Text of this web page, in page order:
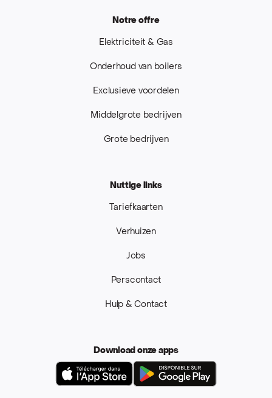
Notre offre
Elektriciteit & Gas
Onderhoud van boilers
Exclusieve voordelen
Middelgrote bedrijven
Grote bedrijven
Nuttige links
Tariefkaarten
Verhuizen
Jobs
Perscontact
Hulp & Contact
Download onze apps
App Store